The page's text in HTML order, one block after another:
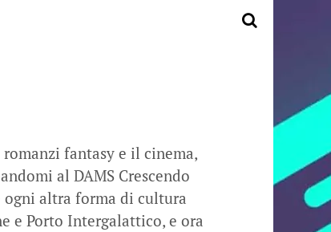
fantasy e il cinema,
al DAMS Crescendo
altra forma di cultura
e Porto Intergalattico, e ora